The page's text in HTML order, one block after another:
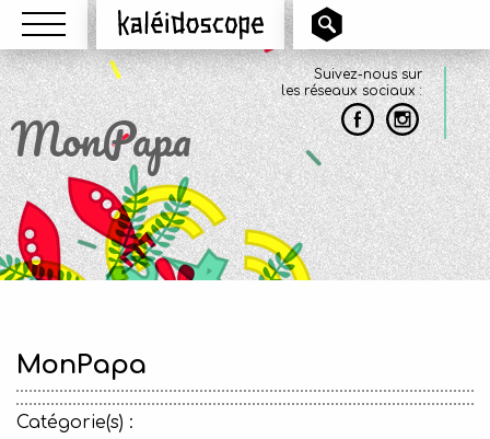
Menu Kaléidoscope
Suivez-nous sur
les réseaux sociaux :
MonPapa
MonPapa
Catégorie(s) :